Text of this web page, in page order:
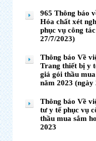
965 Thông báo
Hóa chất xét
phục vụ công
27/7/2023)
Thông báo Về
Trang thiết bị y
giá gói thầu
năm 2023 (ngày
Thông báo Về
tư y tế phục vụ
thầu mua sắm
2023